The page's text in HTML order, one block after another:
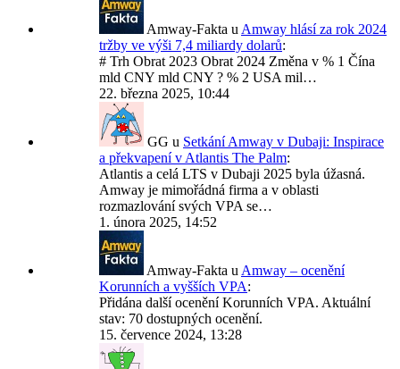
Amway-Fakta u Amway hlásí za rok 2024
tržby ve výši 7,4 miliardy dolarů:
# Trh Obrat 2023 Obrat 2024 Změna v % 1 Čína
mld CNY mld CNY ? % 2 USA mil…
22. března 2025, 10:44
GG u Setkání Amway v Dubaji: Inspirace
a překvapení v Atlantis The Palm:
Atlantis a celá LTS v Dubaji 2025 byla úžasná.
Amway je mimořádná firma a v oblasti
rozmazlování svých VPA se…
1. února 2025, 14:52
Amway-Fakta u Amway – ocenění
Korunních a vyšších VPA:
Přidána další ocenění Korunních VPA. Aktuální
stav: 70 dostupných ocenění.
15. července 2024, 13:28